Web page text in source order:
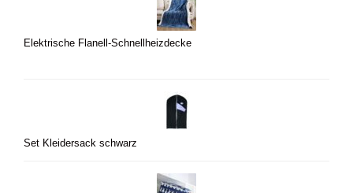
Elektrische Flanell-Schnellheizdecke
Set Kleidersack schwarz